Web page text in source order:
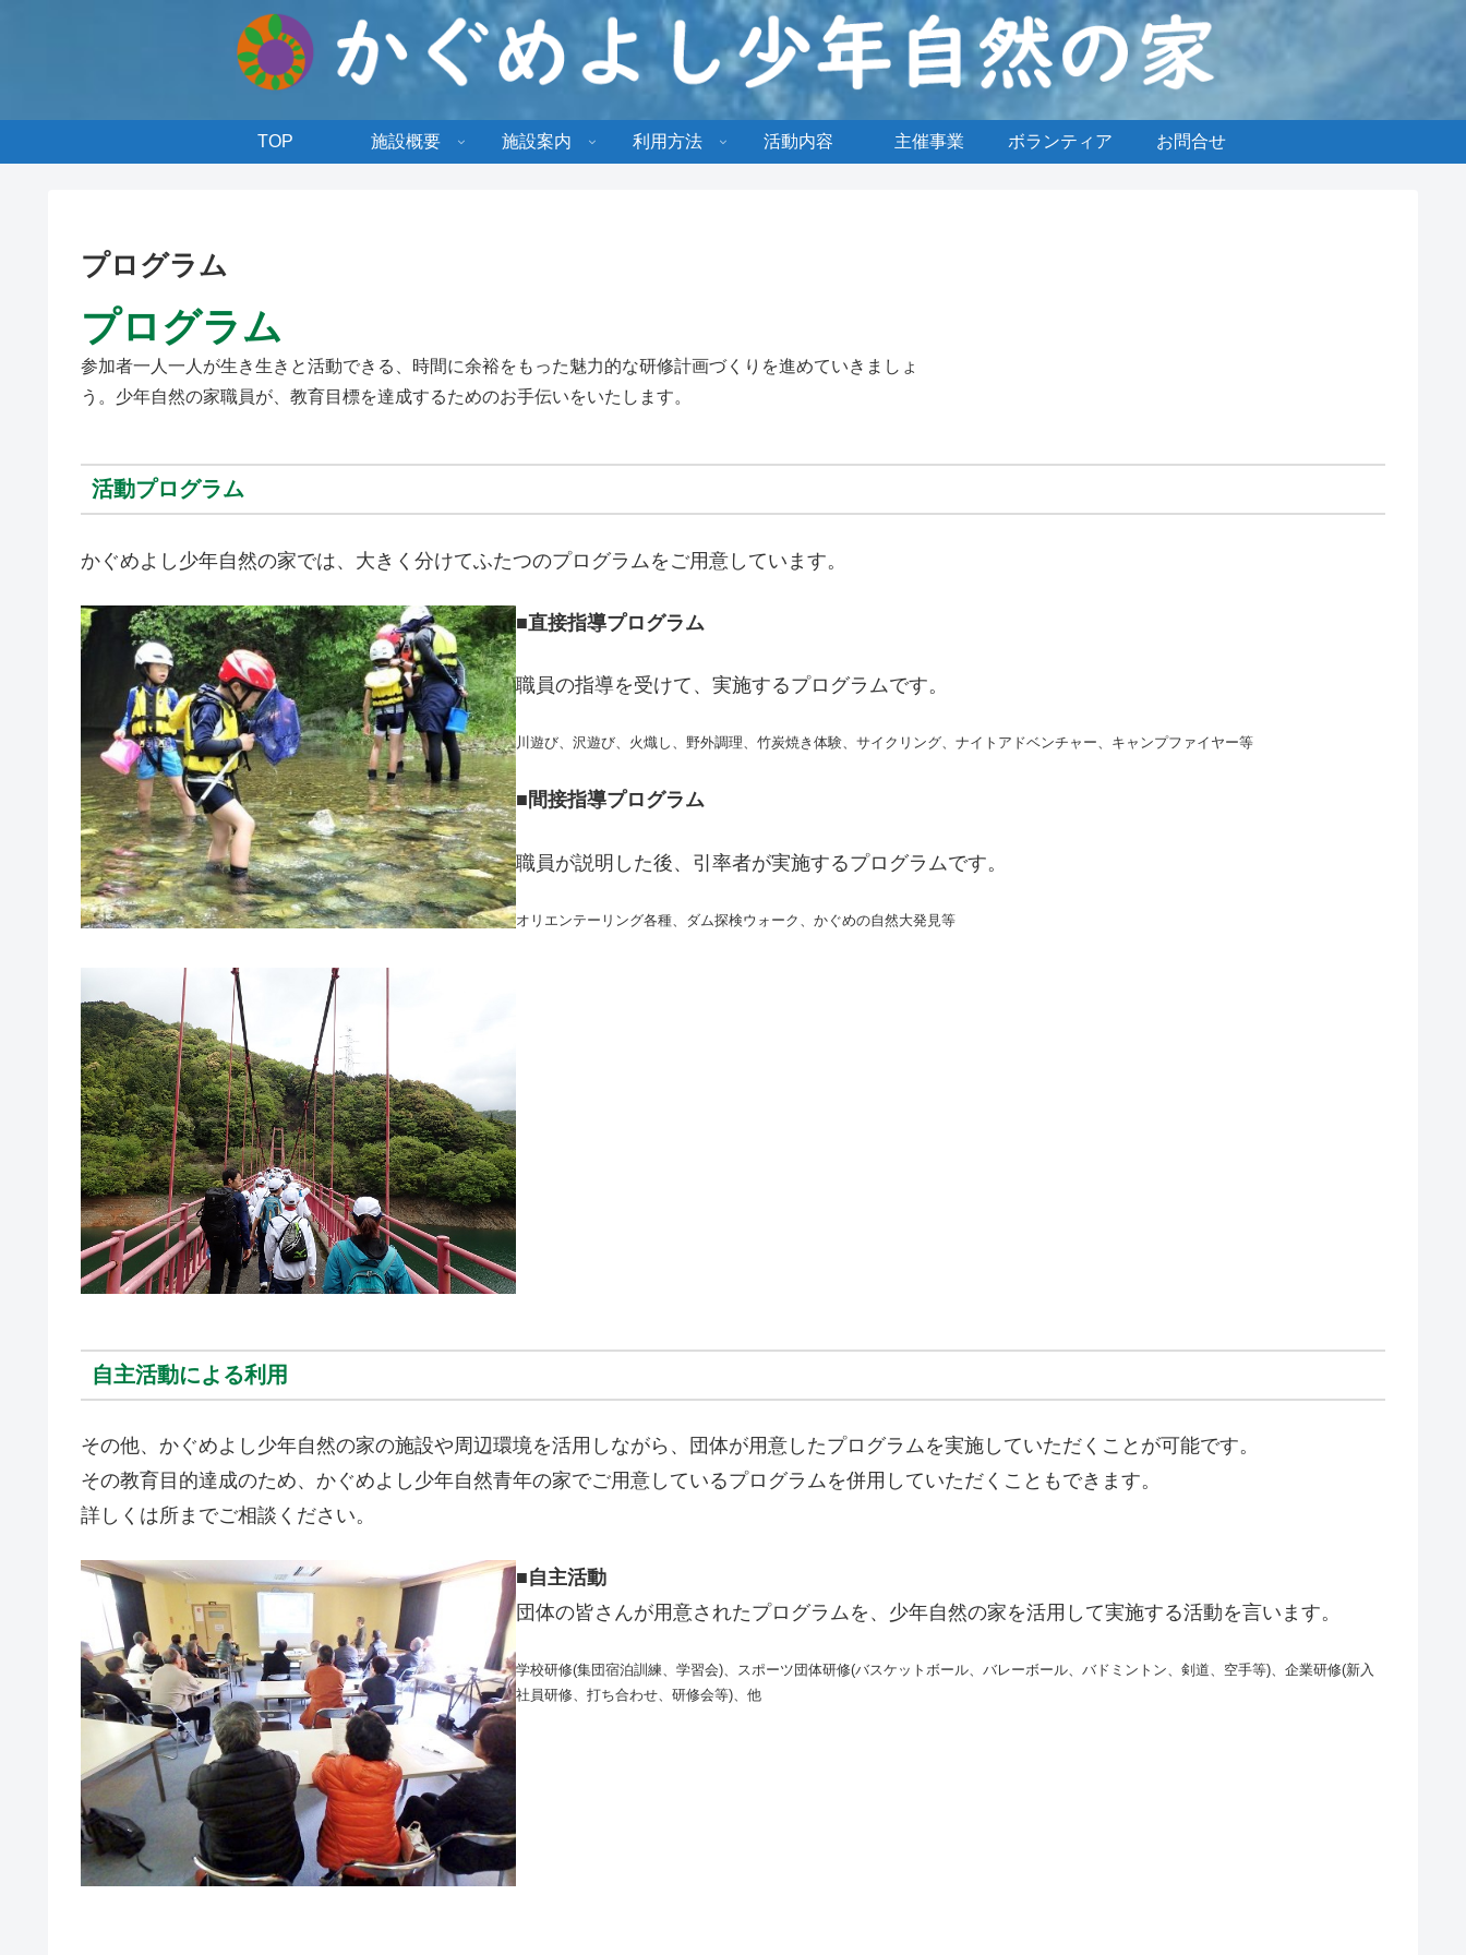
TOP 施設概要 施設案内 利用方法 活動内容 主催事業 ボランティア お問合せ
プログラム
プログラム
参加者一人一人が生き生きと活動できる、時間に余裕をもった魅力的な研修計画づくりを進めていきましょ
う。少年自然の家職員が、教育目標を達成するためのお手伝いをいたします。
活動プログラム
かぐめよし少年自然の家では、大きく分けてふたつのプログラムをご用意しています。
■直接指導プログラム
職員の指導を受けて、実施するプログラムです。
川遊び、沢遊び、火熾し、野外調理、竹炭焼き体験、サイクリング、ナイトアドベンチャー、キャンプファイヤー等
■ 間接指導プログラム
職員が説明した後、引率者が実施するプログラムです。
オリエンテーリング各種、ダム探検ウォーク、かぐめの自然大発見等
自主活動による利用
その他、かぐめよし少年自然の家の施設や周辺環境を活用しながら、団体が用意したプログラムを実施していただくことが可能です。
その教育目的達成のため、かぐめよし少年自然青年の家でご用意しているプログラムを併用していただくこともできます。
詳しくは所までご相談ください。
■自主活動
団体の皆さんが用意されたプログラムを、少年自然の家を活用して実施する活動を言います。
学校研修(集団宿泊訓練、学習会)、スポーツ団体研修(バスケットボール、バレーボール、バドミントン、剣道、空手等)、企業研修(新入
社員研修、打ち合わせ、研修会等)、他